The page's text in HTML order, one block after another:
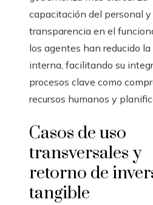
capacitación del personal y
transparencia en el
los agentes han reducido
interna, facilitando su
procesos clave como
recursos humanos y
Casos de uso
transversales y
retorno de
tangible